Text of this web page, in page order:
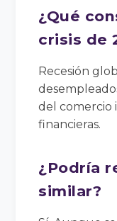
¿Qué
crisis de
Recesión
del comercio
financieras.
¿Podría
similar?